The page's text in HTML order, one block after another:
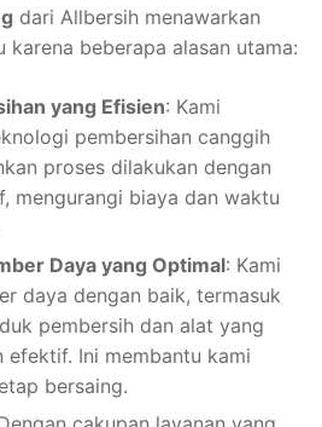
dari Allbersih menawarkan
karena beberapa alasan utama:
yang Efisien: Kami
pembersihan canggih
proses dilakukan dengan
mengurangi biaya dan waktu
Daya yang Optimal: Kami
daya dengan baik, termasuk
pembersih dan alat yang
efektif. Ini membantu kami
bersaing.